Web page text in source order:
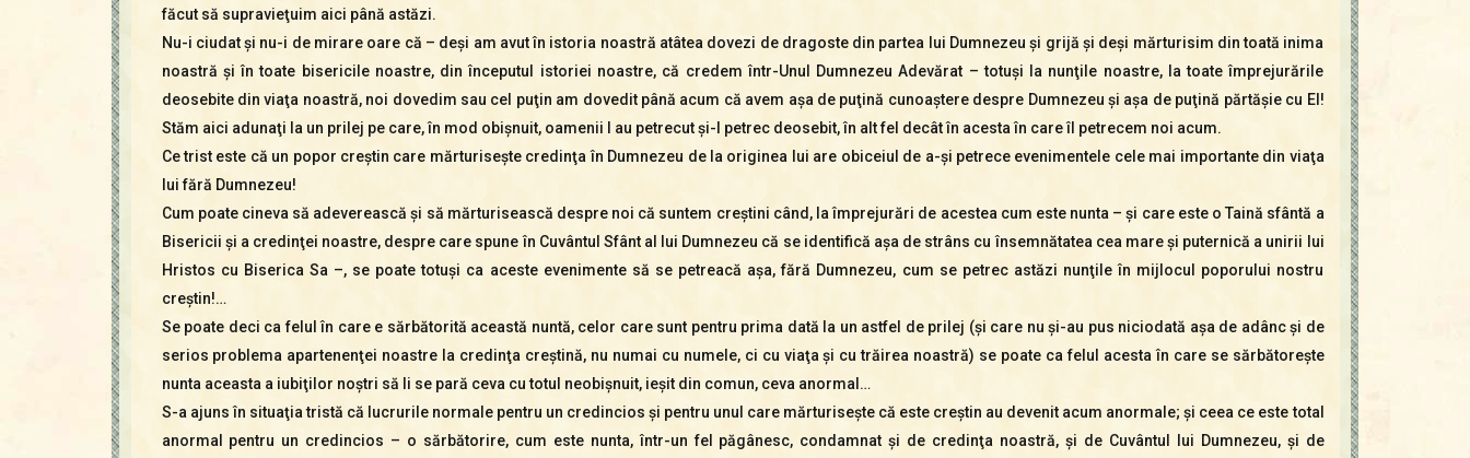
făcut să supravieţuim aici până astăzi.
Nu-i ciudat şi nu-i de mirare oare că – deşi am avut în istoria noastră atâtea dovezi de dragoste din partea lui Dumnezeu şi grijă şi deşi mărturisim din toată inima
noastră şi în toate bisericile noastre, din începutul istoriei noastre, că credem într-Unul Dumnezeu Adevărat – totuşi la nunţile noastre, la toate împrejurările
deosebite din viaţa noastră, noi dovedim sau cel puţin am dovedit până acum că avem aşa de puţină cunoaştere despre Dumnezeu şi aşa de puţină părtăşie cu El!
Stăm aici adunaţi la un prilej pe care, în mod obişnuit, oamenii l au petrecut şi-l petrec deosebit, în alt fel decât în acesta în care îl petrecem noi acum.
Ce trist este că un popor creştin care mărturiseşte credinţa în Dumnezeu de la originea lui are obiceiul de a-şi petrece evenimentele cele mai importante din viaţa
lui fără Dumnezeu!
Cum poate cineva să adeverească şi să mărturisească despre noi că suntem creştini când, la împrejurări de acestea cum este nunta – şi care este o Taină sfântă a
Bisericii şi a credinţei noastre, despre care spune în Cuvântul Sfânt al lui Dumnezeu că se identifică aşa de strâns cu însemnătatea cea mare şi puternică a unirii lui
Hristos cu Biserica Sa –, se poate totuşi ca aceste evenimente să se petreacă aşa, fără Dumnezeu, cum se petrec astăzi nunţile în mijlocul poporului nostru
creştin!…
Se poate deci ca felul în care e sărbătorită această nuntă, celor care sunt pentru prima dată la un astfel de prilej (şi care nu şi-au pus niciodată aşa de adânc şi de
serios problema apartenenţei noastre la credinţa creştină, nu numai cu numele, ci cu viaţa şi cu trăirea noastră) se poate ca felul acesta în care se sărbătoreşte
nunta aceasta a iubiţilor noştri să li se pară ceva cu totul neobişnuit, ieşit din comun, ceva anormal…
S-a ajuns în situaţia tristă că lucrurile normale pentru un credincios şi pentru unul care mărturiseşte că este creştin au devenit acum anormale; şi ceea ce este total
anormal pentru un credincios – o sărbătorire, cum este nunta, într-un fel păgânesc, condamnat şi de credinţa noastră, şi de Cuvântul lui Dumnezeu, şi de